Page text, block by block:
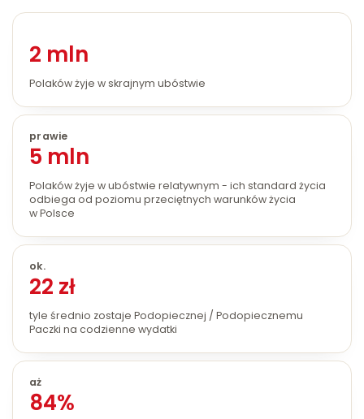
2 mln
Polaków żyje w skrajnym ubóstwie
prawie
5 mln
Polaków żyje w ubóstwie relatywnym - ich standard życia
odbiega od poziomu przeciętnych warunków życia
w Polsce
ok.
22 zł
tyle średnio zostaje Podopiecznej / Podopiecznemu
Paczki na codzienne wydatki
aż
84%